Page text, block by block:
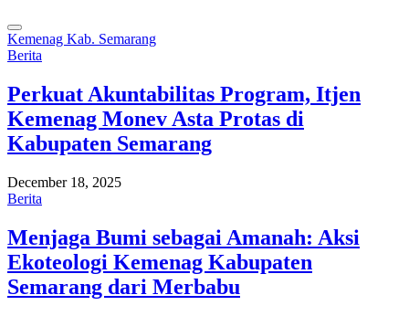
Kemenag Kab. Semarang
Berita
Perkuat Akuntabilitas Program, Itjen
Kemenag Monev Asta Protas di
Kabupaten Semarang
December 18, 2025
Berita
Menjaga Bumi sebagai Amanah: Aksi
Ekoteologi Kemenag Kabupaten
Semarang dari Merbabu